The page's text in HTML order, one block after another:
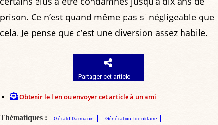
prison. Ce n’est quand même pas si négligeable que
cela. Je pense que c’est une diversion assez habile.
Partager cet article
Obtenir le lien ou envoyer cet article à un ami
Thématiques : Gérald Darmanin Génération Identitaire